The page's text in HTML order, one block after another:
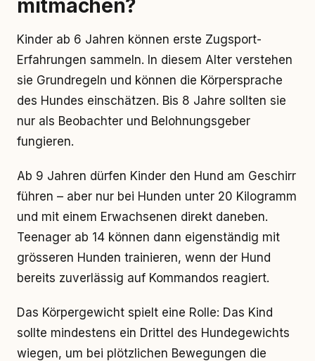
mitmachen?
Kinder ab 6 Jahren können erste Zugsport-
Erfahrungen sammeln. In diesem Alter verstehen
sie Grundregeln und können die Körpersprache
des Hundes einschätzen. Bis 8 Jahre sollten sie
nur als Beobachter und Belohnungsgeber
fungieren.
Ab 9 Jahren dürfen Kinder den Hund am Geschirr
führen – aber nur bei Hunden unter 20 Kilogramm
und mit einem Erwachsenen direkt daneben.
Teenager ab 14 können dann eigenständig mit
grösseren Hunden trainieren, wenn der Hund
bereits zuverlässig auf Kommandos reagiert.
Das Körpergewicht spielt eine Rolle: Das Kind
sollte mindestens ein Drittel des Hundegewichts
wiegen, um bei plötzlichen Bewegungen die